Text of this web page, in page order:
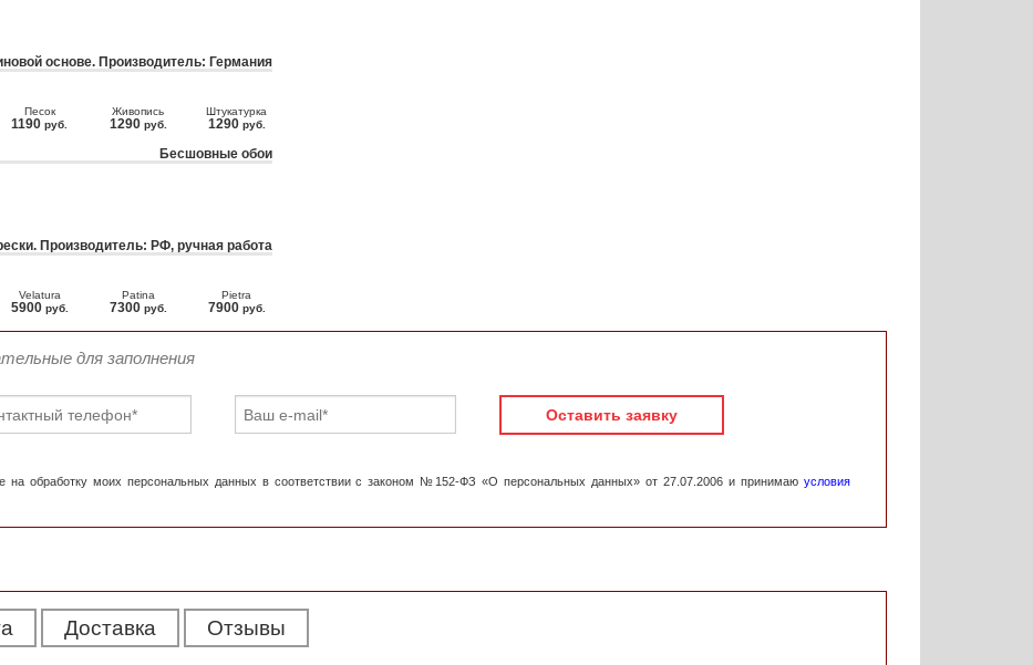
основе. Производитель: Германия
Песок
1190 руб.
Живопись
1290 руб.
Штукатурка
1290 руб.
Бесшовные обои
Производитель: РФ, ручная работа
Velatura
5900 руб.
Patina
7300 руб.
Pietra
7900 руб.
для заполнения
Оставить заявку
на обработку моих персональных данных в соответствии с законом №152-ФЗ «О персональных данных» от 27.07.2006 и принимаю условия
Доставка Отзывы